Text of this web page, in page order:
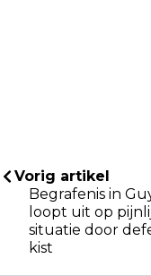
Vorig artikel
Begrafenis in
loopt uit op
situatie door
kist